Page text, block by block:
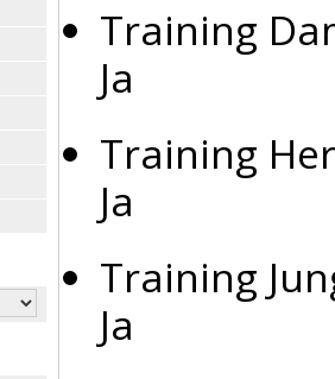
Training
Ja
Training
Ja
Training
Ja